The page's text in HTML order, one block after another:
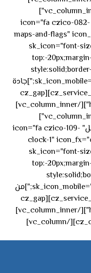
[vc_column_inner offset="vc_col-md-4"]
[cz_service_box title="مواقعنا" icon="fa czico-082-
maps-and-flags"
sk_icon="font-
top:-
sk_icon_mobile="margin-right:0px;margin-left:0px;"]جادة
الشيخ محمد بن راشد – دبي[/cz_service_box][cz_gap
height="0px" height_tablet="50px"][/vc_column_inner]
[vc_column_inner offset="vc_col-md-4"]
[cz_service_box title="ساعات العمل" icon="fa czico-109-
clock-1"
sk_icon="font-
top:-
sk_icon_mobile="margin-right:0px;margin-left:0px;"]من
الاثنين إلى الجمعة ٩:٠٠ - ١٧:٠٠[/cz_service_box][cz_gap
height="0px" height_tablet="50px"][/vc_column_inner]
[/vc_row_inner][/cz_content_box][/vc_column]